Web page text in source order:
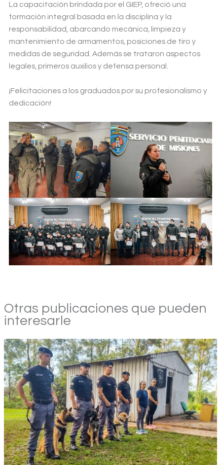
La capacitación brindada por el GIEP, ofreció una
formación integral basada en la disciplina y la
responsabilidad, abarcando mecánica, limpieza y
mantenimiento de armamentos, posiciones de tiro y
medidas de seguridad. Además se trataron aspectos
legales, primeros auxilios y defensa personal.
¡Felicitaciones a los graduados por su profesionalismo y
dedicación!
Otras publicaciones que pueden
interesarle